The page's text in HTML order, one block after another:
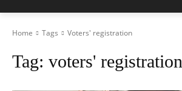
Home Tags Voters' registration
Tag: voters' registration